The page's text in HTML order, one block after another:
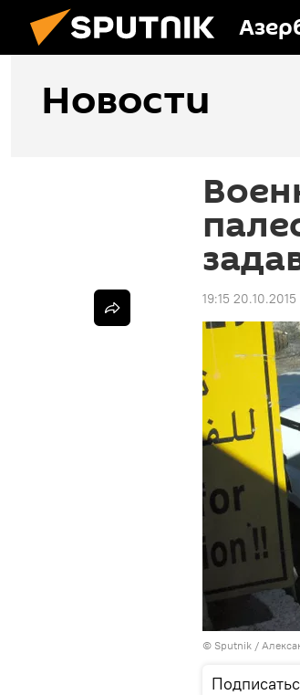
Новости
19:15 20.10.2015
© Sputnik /